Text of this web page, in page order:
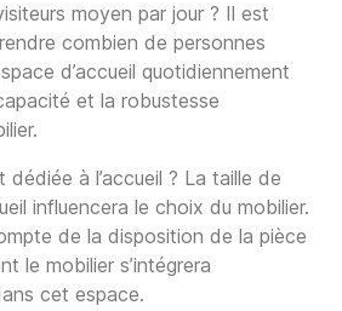
moyen par jour ? Il est
combien de personnes
d’accueil quotidiennement
et la robustesse
dédiée à l’accueil ? La taille de
influencera le choix du mobilier.
de la disposition de la pièce
le mobilier s’intégrera
cet espace.